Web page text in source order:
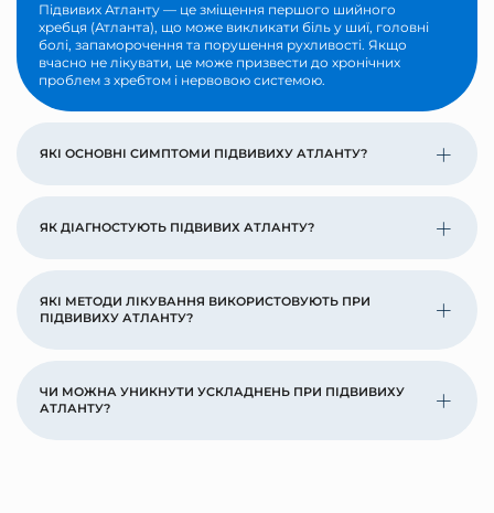
Підвивих Атланту — це зміщення першого шийного
хребця (Атланта), що може викликати біль у шиї, головні
болі, запаморочення та порушення рухливості. Якщо
вчасно не лікувати, це може призвести до хронічних
проблем з хребтом і нервовою системою.
ЯКІ ОСНОВНІ СИМПТОМИ ПІДВИВИХУ АТЛАНТУ?
ЯК ДІАГНОСТУЮТЬ ПІДВИВИХ АТЛАНТУ?
ЯКІ МЕТОДИ ЛІКУВАННЯ ВИКОРИСТОВУЮТЬ ПРИ
ПІДВИВИХУ АТЛАНТУ?
ЧИ МОЖНА УНИКНУТИ УСКЛАДНЕНЬ ПРИ ПІДВИВИХУ
АТЛАНТУ?